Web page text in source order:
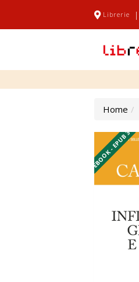
Librerie |
Home
EBOOK - EPUB 3